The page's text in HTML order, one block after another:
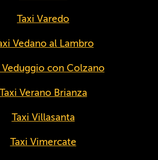
Taxi Varedo
Vedano al Lambro
Veduggio con Colzano
Taxi Verano Brianza
Taxi Villasanta
Taxi Vimercate